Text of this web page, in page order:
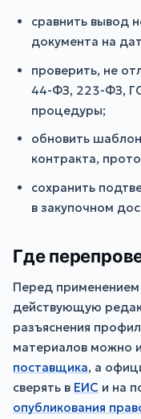
сравнить вывод
документа на
проверить, не
44-ФЗ, 223-ФЗ,
процедуры;
обновить
контракта,
сохранить
в закупочном
Где
Перед
действующую
разъяснения
материалов можно
поставщика, а
сверять в ЕИС и на
опубликования